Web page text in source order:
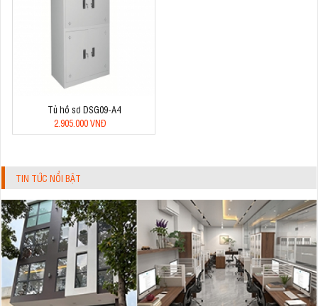
Tủ hồ sơ DSG09-A4
2.905.000 VNĐ
TIN TỨC NỔI BẬT